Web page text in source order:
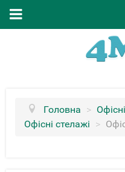
Головна >
Офісні стелажі >